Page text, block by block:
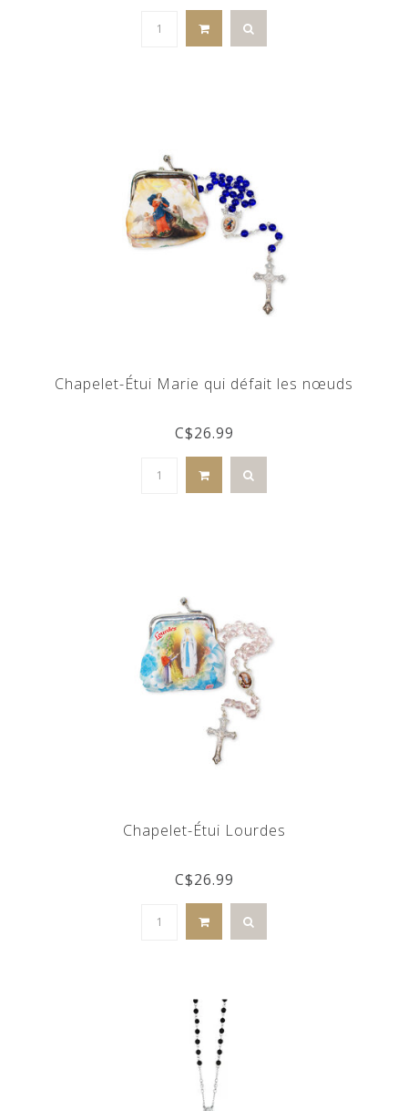
Chapelet-Étui Marie qui défait les nœuds
C$26.99
Chapelet-Étui Lourdes
C$26.99